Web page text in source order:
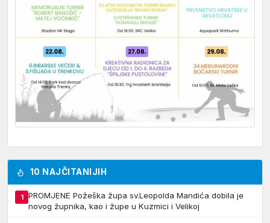
10 NAJČITANIJIH
1
PROMJENE Požeška župa sv.Leopolda Mandića dobila je
novog župnika, kao i župe u Kuzmici i Velikoj